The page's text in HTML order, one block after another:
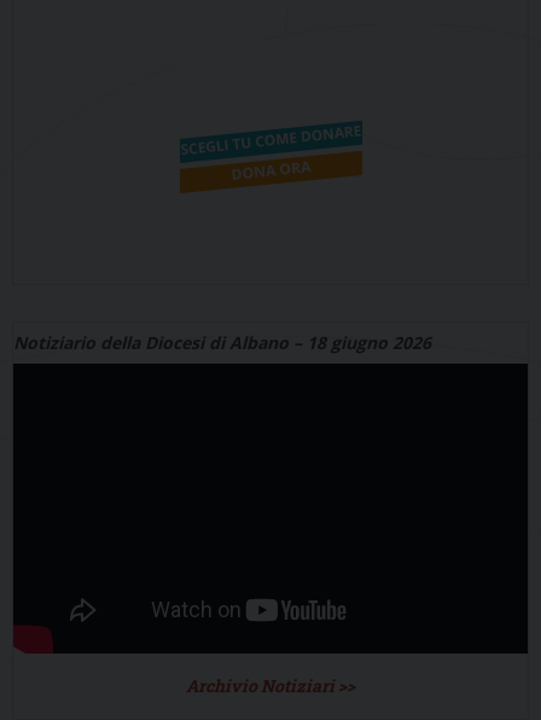
Notiziario della Diocesi di Albano – 18 giugno 2026
Archivio Notiziari >>